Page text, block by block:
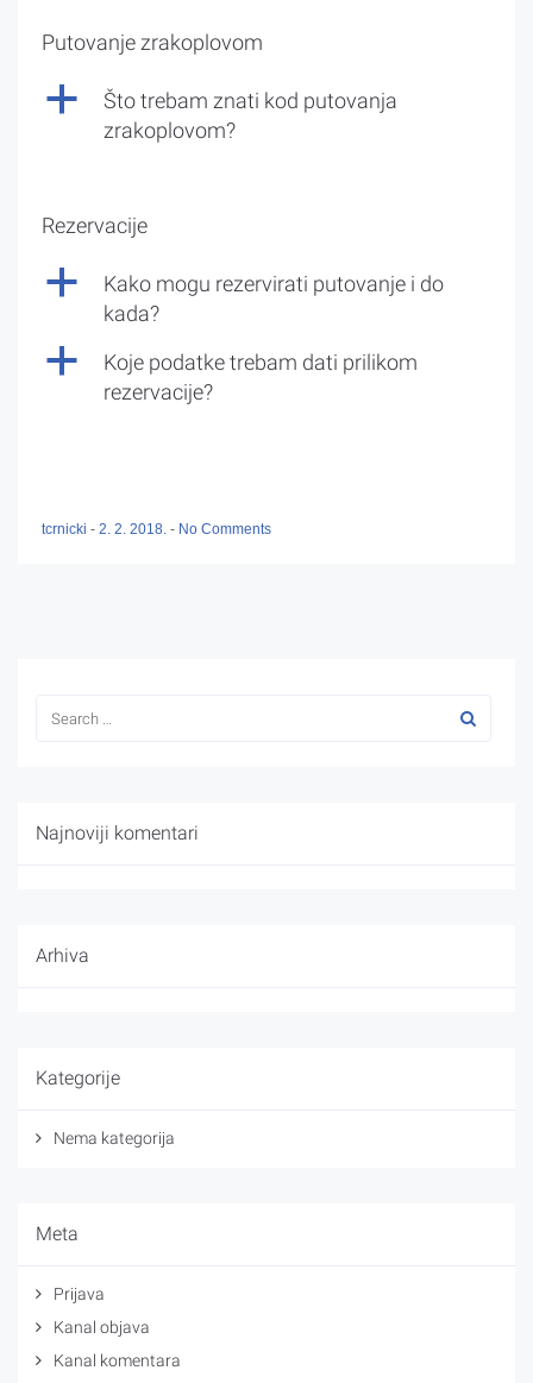
Putovanje zrakoplovom
a
Što trebam znati kod putovanja
zrakoplovom?
Rezervacije
a
Kako mogu rezervirati putovanje i do
kada?
a
Koje podatke trebam dati prilikom
rezervacije?
tcrnicki - 2. 2. 2018. - No Comments
Najnoviji komentari
Arhiva
Kategorije
Nema kategorija
Meta
Prijava
Kanal objava
Kanal komentara